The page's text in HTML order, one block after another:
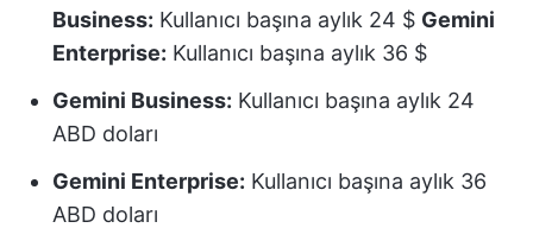
Business: Kullanıcı başına aylık 24 $ Gemini
Enterprise: Kullanıcı başına aylık 36 $
Gemini Business: Kullanıcı başına aylık 24
ABD doları
Gemini Enterprise: Kullanıcı başına aylık 36
ABD doları